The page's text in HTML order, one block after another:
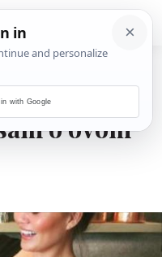
u kuhanju s
o ovom
with Google